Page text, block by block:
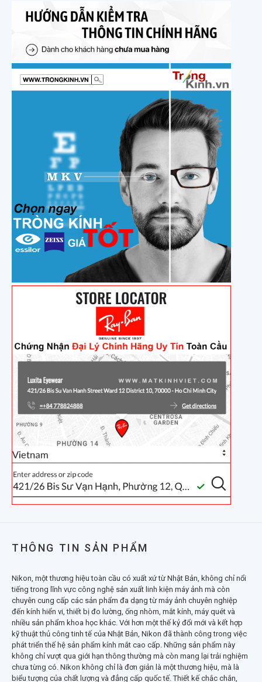
THÔNG TIN SẢN PHẨM
Nikon, một thương hiệu toàn cầu có xuất xứ từ Nhật Bản, không chỉ nổi
tiếng trong lĩnh vực công nghệ sản xuất linh kiện máy ảnh mà còn
chuyên cung cấp các sản phẩm đa dạng từ máy ảnh chuyên nghiệp
đến kính hiển vi, thiết bị đo lường, ống nhòm, mắt kính, máy quét và
nhiều sản phẩm khoa học khác. Với hơn một thế kỷ đổi mới và kết hợp
kỹ thuật thủ công tinh tế của Nhật Bản, Nikon đã thành công trong việc
phát triển thế hệ sản phẩm kính mắt cao cấp. Những sản phẩm này
không chỉ vượt qua giới hạn thông thường mà còn mang lại trải nghiệm
chưa từng có. Nikon không chỉ là đơn giản là một thương hiệu, mà là
biểu tượng của chất lượng và đẳng cấp quốc tế. Thiết kế chắc chắn,